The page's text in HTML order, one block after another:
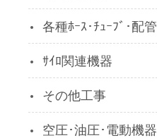
各種ﾎｰｽ･ﾁｭｰﾌﾞ･配管
ｻｲﾛ関連機器
その他工事
空圧･油圧･電動機器